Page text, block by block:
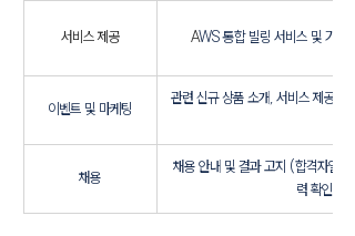
서비스 제공 AWS 통합 빌링 서비스 및 기타
이벤트 및 마케팅
관련 신규 상품 소개, 서비스 제공
채용
채용 안내 및 결과 고지 (합격자일
력 확인, 인